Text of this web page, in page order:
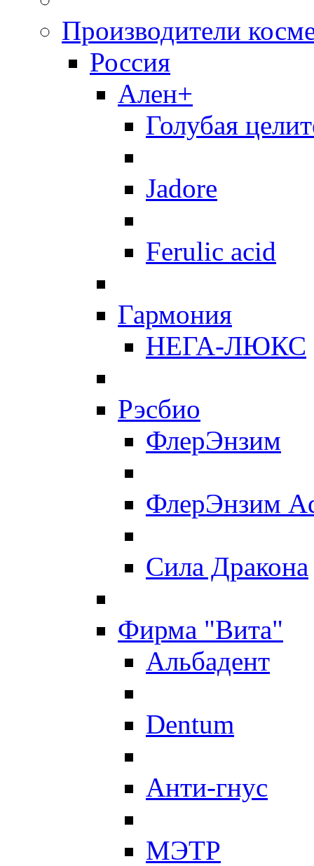
Производители
Россия
Ален+
Голубая
Jadore
Ferulic acid
Гармония
НЕГА-ЛЮКС
Рэсбио
ФлерЭнзим
ФлерЭнзим
Сила Дракона
Фирма "Вита"
Альбадент
Dentum
Анти-гнус
МЭТР